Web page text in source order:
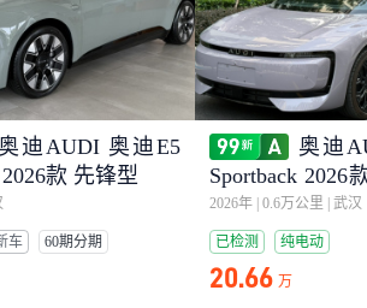
奥迪AUDI 奥迪E5
2026款 先锋型
车 60期分期
奥迪
Sportback 2026
uattro型
2026年 0.6万公里 武汉
已检测 纯电动
20.66 万